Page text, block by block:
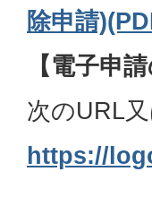
除申請
【電子申
次のURL
https://